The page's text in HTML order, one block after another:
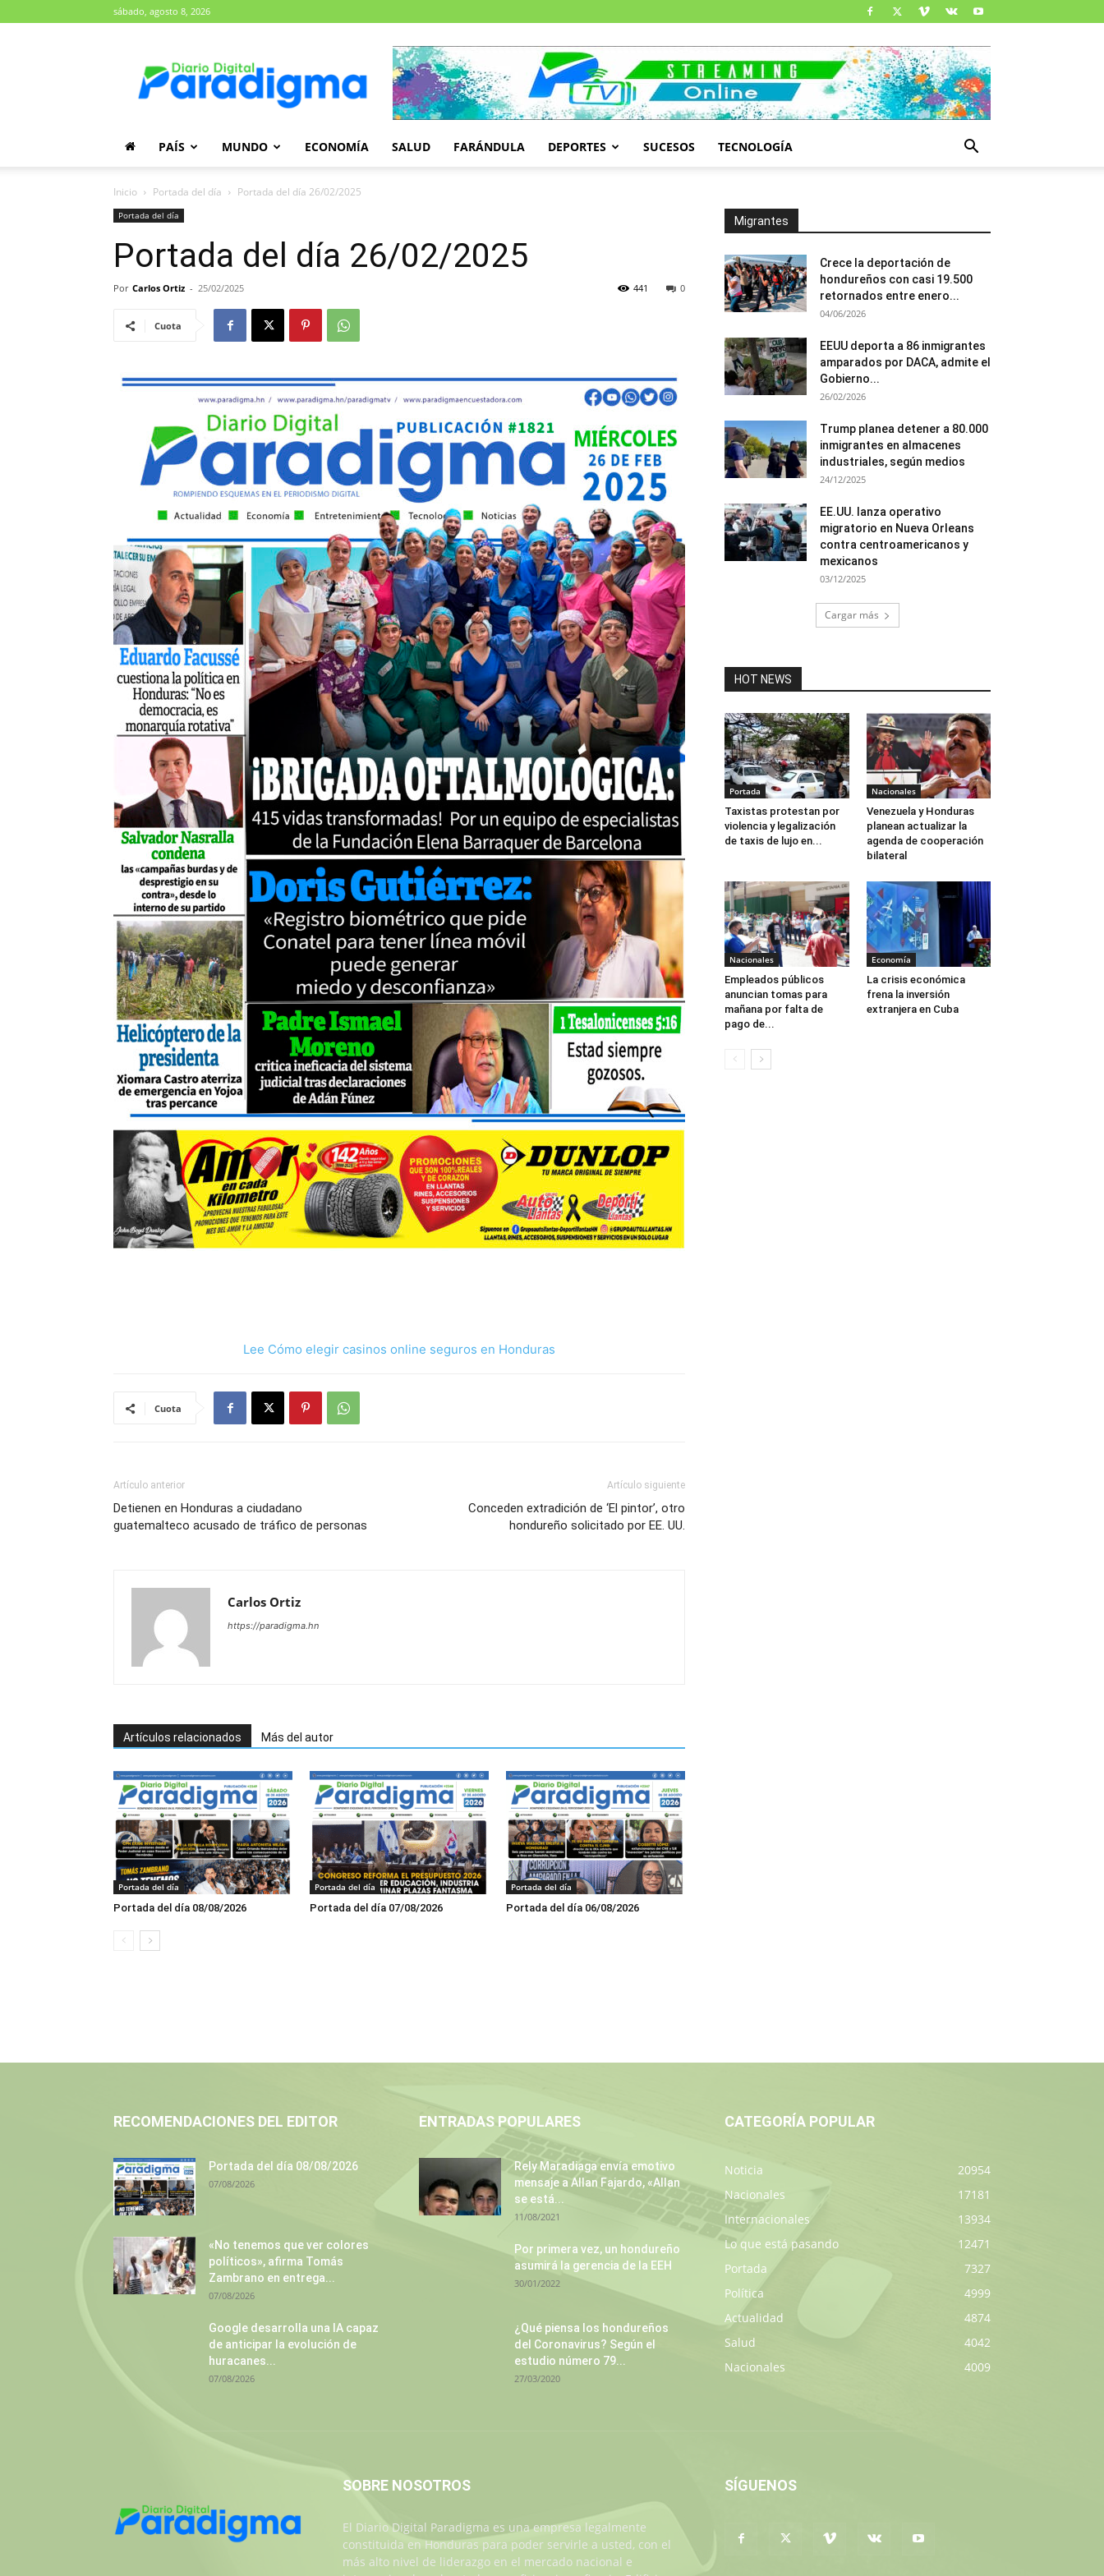
sábado, agosto 8, 2026
Paradigma
PAÍS MUNDO ECONOMÍA SALUD FARÁNDULA DEPORTES SUCESOS TECNOLOGÍA
Inicio Portada del día Portada del día 26/02/2025
Portada del día
Portada del día 26/02/2025
Por Carlos Ortiz - 25/02/2025 0
441
Cuota
Lee Cómo elegir casinos online seguros en Honduras
Cuota
Artículo anterior
Detienen en Honduras a ciudadano
guatemalteco acusado de tráfico de personas
Artículo siguiente
Conceden extradición de ‘El pintor’, otro
hondureño solicitado por EE. UU.
Carlos Ortiz
https://paradigma.hn
Artículos relacionados Más del autor
Portada del día
Portada del día 08/08/2026
Portada del día
Portada del día 07/08/2026
Portada del día
Portada del día 06/08/2026
Migrantes
Crece la deportación de
hondureños con casi 19.500
retornados entre enero...
04/06/2026
EEUU deporta a 86 inmigrantes
amparados por DACA, admite el
Gobierno...
26/02/2026
Trump planea detener a 80.000
inmigrantes en almacenes
industriales, según medios
24/12/2025
EE.UU. lanza operativo
migratorio en Nueva Orleans
contra centroamericanos y
mexicanos
03/12/2025
Cargar más
HOT NEWS
Portada
Taxistas protestan por
violencia y legalización
de taxis de lujo en...
Nacionales
Venezuela y Honduras
planean actualizar la
agenda de cooperación
bilateral
Nacionales
Empleados públicos
anuncian tomas para
mañana por falta de
pago de...
Economía
La crisis económica
frena la inversión
extranjera en Cuba
RECOMENDACIONES DEL EDITOR
Portada del día 08/08/2026
07/08/2026
«No tenemos que ver colores
políticos», afirma Tomás
Zambrano en entrega...
07/08/2026
Google desarrolla una IA capaz
de anticipar la evolución de
huracanes...
07/08/2026
ENTRADAS POPULARES
Rely Maradiaga envía emotivo
mensaje a Allan Fajardo, «Allan
se está...
11/08/2021
Por primera vez, un hondureño
asumirá la gerencia de la EEH
30/01/2022
¿Qué piensa los hondureños
del Coronavirus? Según el
estudio número 79...
27/03/2020
CATEGORÍA POPULAR
Noticia
20954
Nacionales
17181
Internacionales
13934
Lo que está pasando
12471
Portada
7327
Política
4999
Actualidad
4874
Salud
4042
Nacionales
4009
SOBRE NOSOTROS
El Diario Digital Paradigma es una empresa legalmente
constituida en Honduras para poder servirle a usted, con el
más alto nivel de liderazgo en el mercado nacional e
SÍGUENOS